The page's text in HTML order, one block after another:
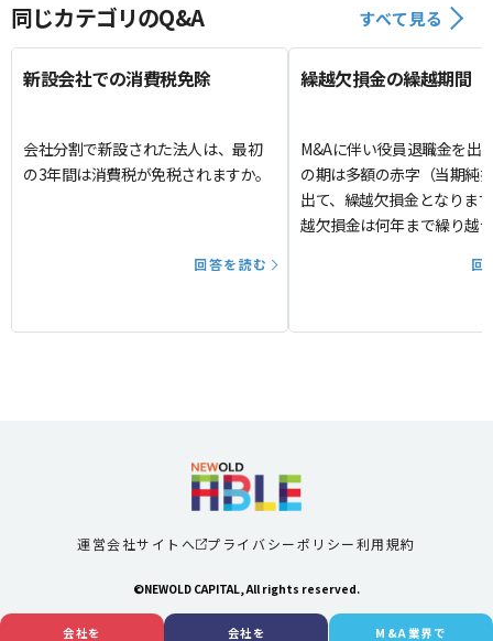
同じカテゴリのQ&A すべて見る
新設会社での消費税免除
会社分割で新設された法人は、最初
の3年間は消費税が免税されますか。
回答を読む
繰越欠損金の繰越期間
M&Aに伴い役員退職金を出
の期は多額の赤字（当期純
出て、繰越欠損金となりま
越欠損金は何年まで繰り越
回
©NEWOLD CAPITAL, All rights reserved.
運営会社サイトへ プライバシーポリシー利用規約
会社を 会社を M&A業界で